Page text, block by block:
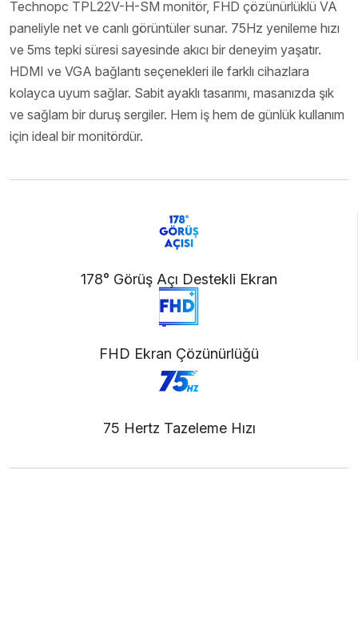
Technopc TPL22V-H-SM monitör, FHD çözünürlüklü VA
paneliyle net ve canlı görüntüler sunar. 75Hz yenileme hızı
ve 5ms tepki süresi sayesinde akıcı bir deneyim yaşatır.
HDMI ve VGA bağlantı seçenekleri ile farklı cihazlara
kolayca uyum sağlar. Sabit ayaklı tasarımı, masanızda şık
ve sağlam bir duruş sergiler. Hem iş hem de günlük kullanım
için ideal bir monitördür.
178° Görüş Açı Destekli Ekran
FHD Ekran Çözünürlüğü
75 Hertz Tazeleme Hızı